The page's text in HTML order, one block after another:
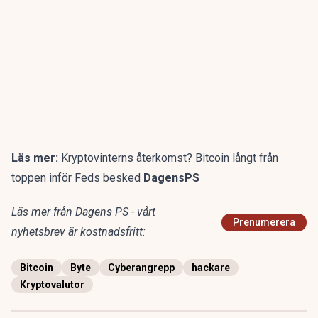
Läs mer: Kryptovinterns återkomst? Bitcoin långt från
toppen inför Feds besked DagensPS
Läs mer från Dagens PS - vårt
nyhetsbrev är kostnadsfritt:
Prenumerera
Bitcoin Byte Cyberangrepp
hackare
Kryptovalutor